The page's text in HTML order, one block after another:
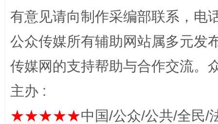
有意见请向制作采编部联系，电
公众传媒所有辅助网站属多元发
传媒网的支持帮助与合作交流。
主办 :
★★★★★中国/公众/公共/全民/